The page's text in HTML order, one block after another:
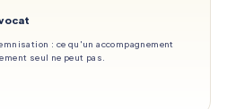
: ce qu'un accompagnement
seul ne peut pas.